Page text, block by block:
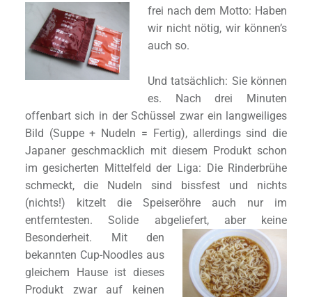
frei nach dem Motto: Haben
wir nicht nötig, wir können’s
auch so.
Und tatsächlich: Sie können
es. Nach drei Minuten
offenbart sich in der Schüssel zwar ein langweiliges
Bild (Suppe + Nudeln = Fertig), allerdings sind die
Japaner geschmacklich mit diesem Produkt schon
im gesicherten Mittelfeld der Liga: Die Rinderbrühe
schmeckt, die Nudeln sind bissfest und nichts
(nichts!) kitzelt die Speiseröhre auch nur im
entferntesten. Solide abgeliefert, aber keine
Besonderheit. Mit den
bekannten Cup-Noodles aus
gleichem Hause ist dieses
Produkt zwar auf keinen